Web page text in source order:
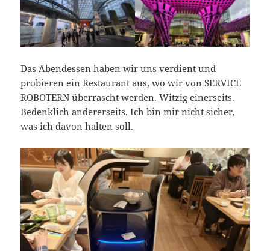
Das Abendessen haben wir uns verdient und
probieren ein Restaurant aus, wo wir von SERVICE
ROBOTERN überrascht werden. Witzig einerseits.
Bedenklich andererseits. Ich bin mir nicht sicher,
was ich davon halten soll.